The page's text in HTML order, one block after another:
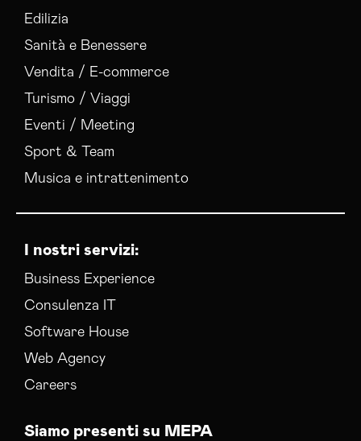
Edilizia
Sanità e Benessere
Vendita / E-commerce
Turismo / Viaggi
Eventi / Meeting
Sport & Team
Musica e intrattenimento
I nostri servizi:
Business Experience
Consulenza IT
Software House
Web Agency
Careers
Siamo presenti su MEPA